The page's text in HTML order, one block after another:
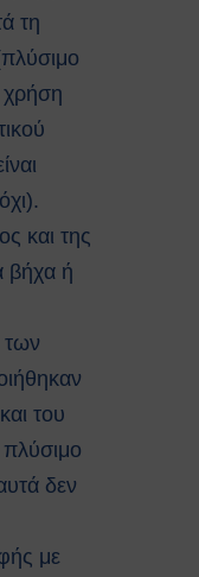
(Πολιτική
Ατυχήματα
Άνεμοι
τη
χρήση
και της
βήχα ή
των
του
δεν
με